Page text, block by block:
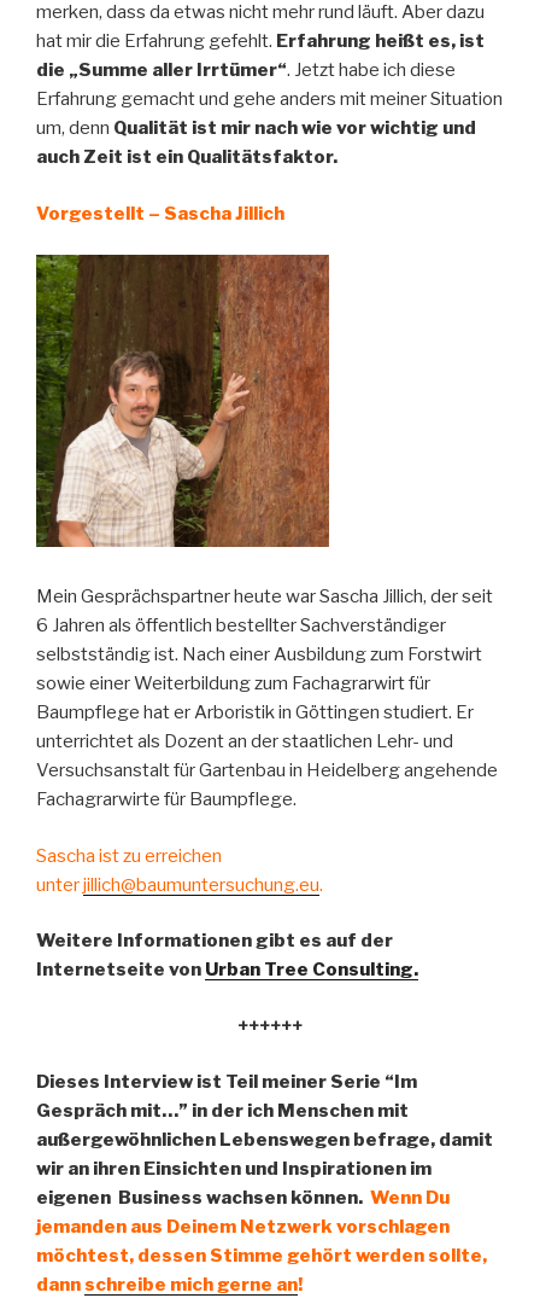
merken, dass da etwas nicht mehr rund läuft. Aber dazu
hat mir die Erfahrung gefehlt. Erfahrung heißt es, ist
die „Summe aller Irrtümer“. Jetzt habe ich diese
Erfahrung gemacht und gehe anders mit meiner Situation
um, denn Qualität ist mir nach wie vor wichtig und
auch Zeit ist ein Qualitätsfaktor.
Vorgestellt – Sascha Jillich
Mein Gesprächspartner heute war Sascha Jillich, der seit
6 Jahren als öffentlich bestellter Sachverständiger
selbstständig ist. Nach einer Ausbildung zum Forstwirt
sowie einer Weiterbildung zum Fachagrarwirt für
Baumpflege hat er Arboristik in Göttingen studiert. Er
unterrichtet als Dozent an der staatlichen Lehr- und
Versuchsanstalt für Gartenbau in Heidelberg angehende
Fachagrarwirte für Baumpflege.
Sascha ist zu erreichen
unterjillich@baumuntersuchung.eu.
Weitere Informationen gibt es auf der
Internetseite von Urban Tree Consulting.
++++++
Dieses Interview ist Teil meiner Serie “Im
Gespräch mit…” in der ich Menschen mit
außergewöhnlichen Lebenswegen befrage, damit
wir an ihren Einsichten und Inspirationen im
eigenen Business wachsen können. Wenn Du
jemanden aus Deinem Netzwerk vorschlagen
möchtest, dessen Stimme gehört werden sollte,
dannschreibe mich gerne an!